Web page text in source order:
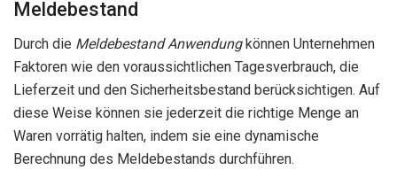
Meldebestand
Durch die Meldebestand Anwendungkönnen Unternehmen
Faktoren wie den voraussichtlichen Tagesverbrauch, die
Lieferzeit und den Sicherheitsbestand berücksichtigen. Auf
diese Weise können sie jederzeit die richtige Menge an
Waren vorrätig halten, indem sie eine dynamische
Berechnung des Meldebestands durchführen.